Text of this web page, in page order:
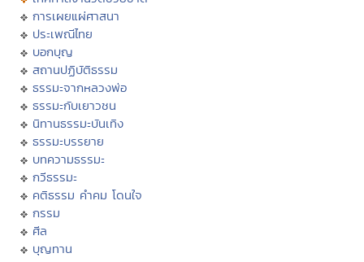
การเผยแผ่ศาสนา
ประเพณีไทย
บอกบุญ
สถานปฏิบัติธรรม
ธรรมะจากหลวงพ่อ
ธรรมะกับเยาวชน
นิทานธรรมะบันเทิง
ธรรมะบรรยาย
บทความธรรมะ
กวีธรรมะ
คติธรรม คำคม โดนใจ
กรรม
ศีล
บุญทาน